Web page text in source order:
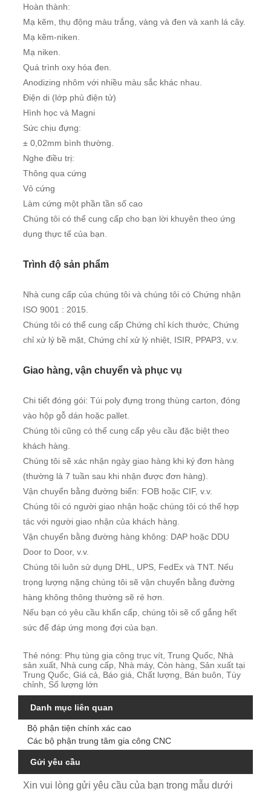
Hoàn thành:
Mạ kẽm, thụ động màu trắng, vàng và đen và xanh lá cây.
Mạ kẽm-niken.
Mạ niken.
Quá trình oxy hóa đen.
Anodizing nhôm với nhiều màu sắc khác nhau.
Điện di (lớp phủ điện tử)
Hình học và Magni
Sức chịu đựng:
± 0,02mm bình thường.
Nghe điều trị:
Thông qua cứng
Vỏ cứng
Làm cứng một phần tần số cao
Chúng tôi có thể cung cấp cho bạn lời khuyên theo ứng
dụng thực tế của bạn.
Trình độ sản phẩm
Nhà cung cấp của chúng tôi và chúng tôi có Chứng nhận
ISO 9001 : 2015.
Chúng tôi có thể cung cấp Chứng chỉ kích thước, Chứng
chỉ xử lý bề mặt, Chứng chỉ xử lý nhiệt, ISIR, PPAP3, v.v.
Giao hàng, vận chuyển và phục vụ
Chi tiết đóng gói: Túi poly đựng trong thùng carton, đóng
vào hộp gỗ dán hoặc pallet.
Chúng tôi cũng có thể cung cấp yêu cầu đặc biệt theo
khách hàng.
Chúng tôi sẽ xác nhận ngày giao hàng khi ký đơn hàng
(thường là 7 tuần sau khi nhận được đơn hàng).
Vận chuyển bằng đường biển: FOB hoặc CIF, v.v.
Chúng tôi có người giao nhận hoặc chúng tôi có thể hợp
tác với người giao nhận của khách hàng.
Vận chuyển bằng đường hàng không: DAP hoặc DDU
Door to Door, v.v.
Chúng tôi luôn sử dụng DHL, UPS, FedEx và TNT. Nếu
trọng lượng nặng chúng tôi sẽ vận chuyển bằng đường
hàng không thông thường sẽ rẻ hơn.
Nếu bạn có yêu cầu khẩn cấp, chúng tôi sẽ cố gắng hết
sức để đáp ứng mong đợi của bạn.
Thẻ nóng: Phụ tùng gia công trục vít, Trung Quốc, Nhà
sản xuất, Nhà cung cấp, Nhà máy, Còn hàng, Sản xuất tại
Trung Quốc, Giá cả, Báo giá, Chất lượng, Bán buôn, Tùy
chỉnh, Số lượng lớn
Danh mục liên quan
Bộ phận tiện chính xác cao
Các bộ phận trung tâm gia công CNC
Gửi yêu cầu
Xin vui lòng gửi yêu cầu của bạn trong mẫu dưới